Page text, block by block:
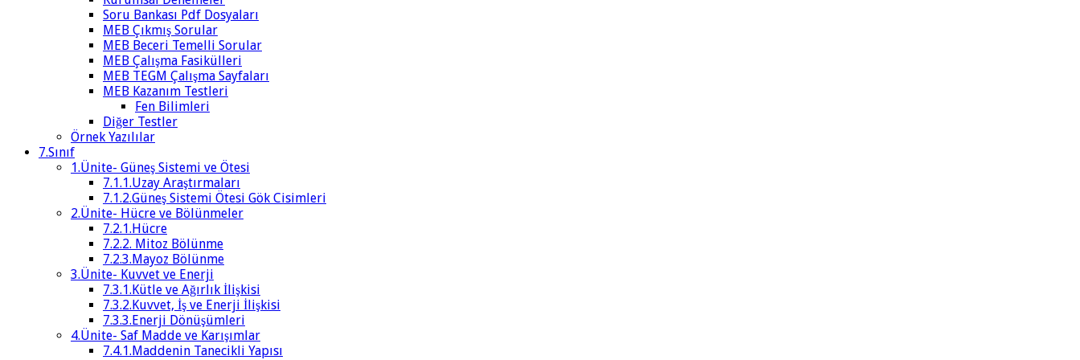
Soru Bankası Pdf Dosyaları
MEB Çıkmış Sorular
MEB Beceri Temelli Sorular
MEB Çalışma Fasikülleri
MEB TEGM Çalışma Sayfaları
MEB Kazanım Testleri
Fen Bilimleri
Diğer Testler
Örnek Yazılılar
7.Sınıf
1.Ünite- Güneş Sistemi ve Ötesi
7.1.1.Uzay Araştırmaları
7.1.2.Güneş Sistemi Ötesi Gök Cisimleri
2.Ünite- Hücre ve Bölünmeler
7.2.1.Hücre
7.2.2. Mitoz Bölünme
7.2.3.Mayoz Bölünme
3.Ünite- Kuvvet ve Enerji
7.3.1.Kütle ve Ağırlık İlişkisi
7.3.2.Kuvvet, İş ve Enerji İlişkisi
7.3.3.Enerji Dönüşümleri
4.Ünite- Saf Madde ve Karışımlar
7.4.1.Maddenin Tanecikli Yapısı